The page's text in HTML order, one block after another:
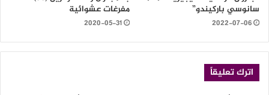
سانوسي باركيندو”
2022-07-06
مفرغات عشوائية
2020-05-31
اترك تعليقاً